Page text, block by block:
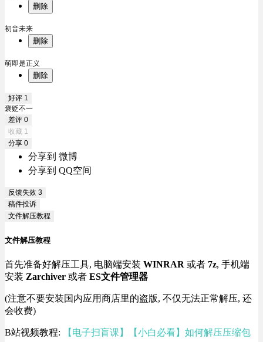
删除
初音未来
删除
萌即是正义
删除
好评 1
褒贬不一
差评 0
收藏 1
分享 0
分享到 微博
分享到 QQ空间
反馈失效 3
稿件投诉
文件解压教程
文件解压教程
首先准备好解压工具, 电脑端安装 WINRAR 或者 7z, 手机端
安装 Zarchiver 或者 ES文件管理器
(注意不要安装国内应用商店里的盗版, 不仅无法正常解压, 还
会收费)
B站视频教程: 【电子扫盲课】【小白必看】如何解压压缩包